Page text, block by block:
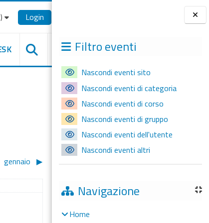
Blocchi
Filtro eventi
Nascondi eventi sito
Nascondi eventi di categoria
Nascondi eventi di corso
Nascondi eventi di gruppo
Nascondi eventi dell'utente
Nascondi eventi altri
Navigazione
Home
Login
gennaio ▶︎
evento, sabato 2 dicembre